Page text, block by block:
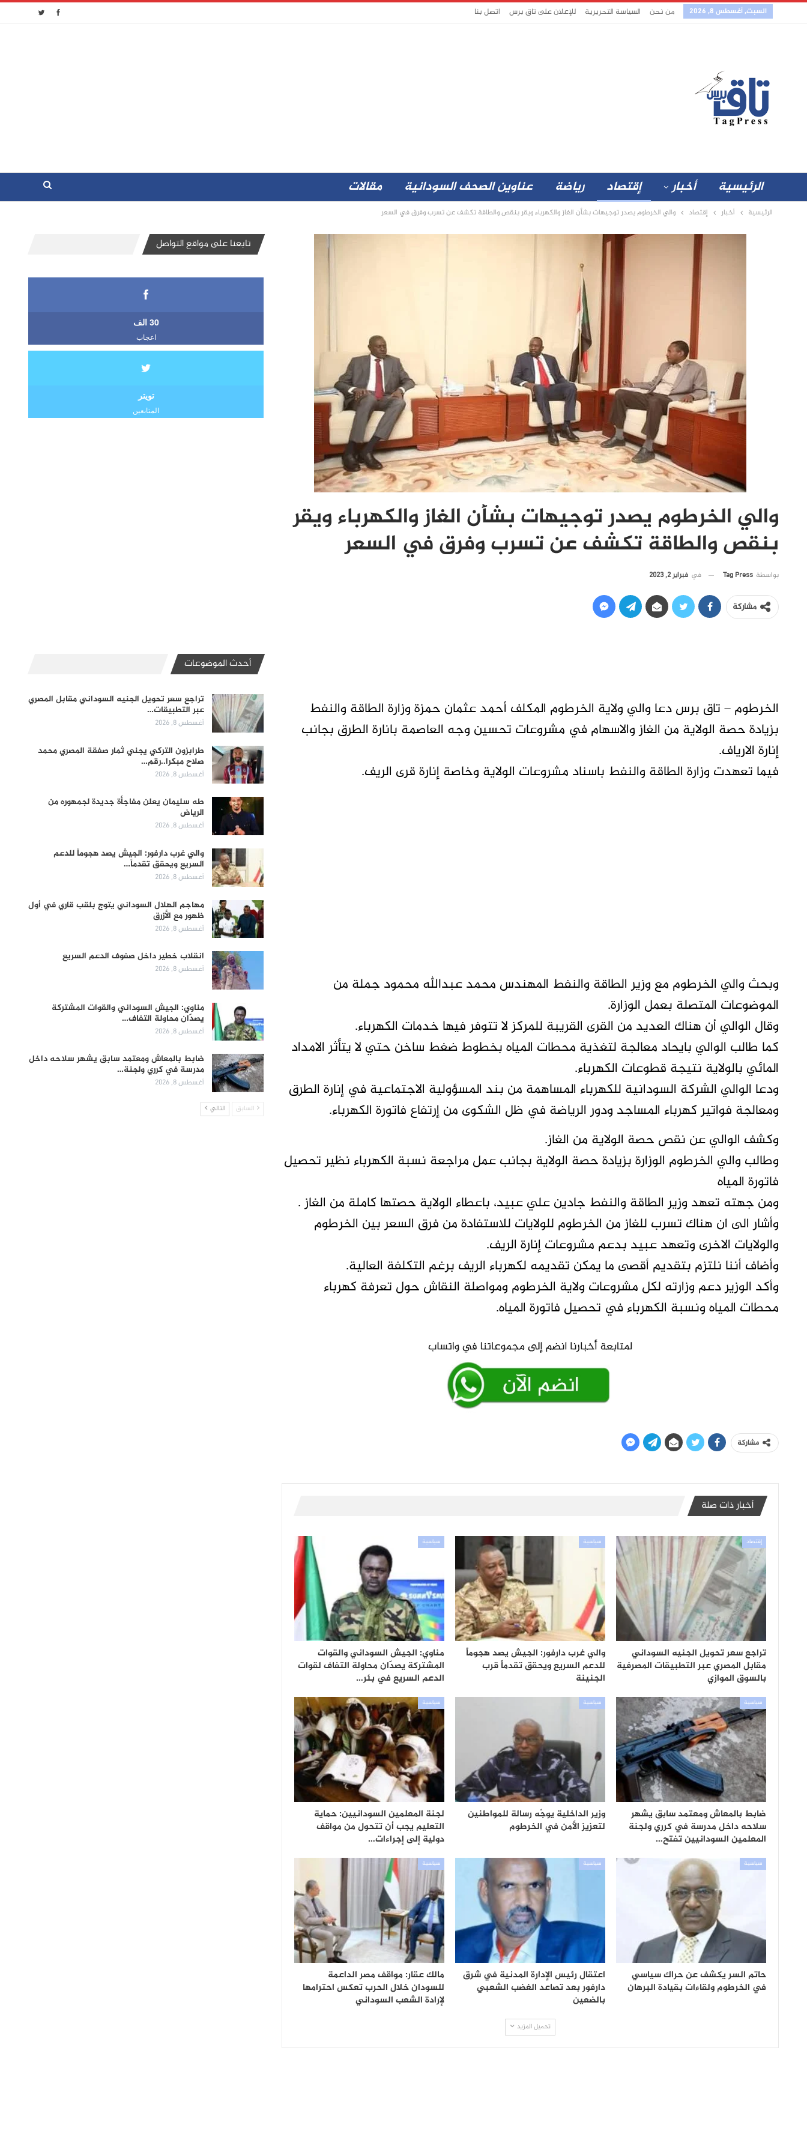
السبت, أغسطس 8, 2026 من نحن السياسة التحريرية للإعلان على تاق برس اتصل بنا
الرئيسية أخبار إقتصاد رياضة عناوين الصحف السودانية مقالات
الرئيسية أخبار إقتصاد والي الخرطوم يصدر توجيهات بشأن الغاز والكهرباء ويقر بنقص والطاقة تكشف عن تسرب وفرق في السعر
والي الخرطوم يصدر توجيهات بشأن الغاز والكهرباء ويقر
بنقص والطاقة تكشف عن تسرب وفرق في السعر
بواسطة Tag Press في فبراير 2, 2023
مشاركة
الخرطوم – تاق برس دعا والي ولاية الخرطوم المكلف أحمد عثمان حمزة وزارة الطاقة والنفط
بزيادة حصة الولاية من الغاز والاسهام في مشروعات تحسين وجه العاصمة بانارة الطرق بجانب
إنارة الارياف.
فيما تعهدت وزارة الطاقة والنفط باسناد مشروعات الولاية وخاصة إنارة قرى الريف.
وبحث والي الخرطوم مع وزير الطاقة والنفط المهندس محمد عبدالله محمود جملة من
الموضوعات المتصلة بعمل الوزارة.
وقال الوالي أن هناك العديد من القرى القريبة للمركز لا تتوفر فيها خدمات الكهرباء.
كما طالب الوالي بايحاد معالجة لتغذية محطات المياه بخطوط ضغط ساخن حتي لا يتأثر الامداد
المائي بالولاية نتيجة قطوعات الكهرباء.
ودعا الوالي الشركة السودانية للكهرباء المساهمة من بند المسؤولية الاجتماعية في إنارة الطرق
ومعالجة فواتير كهرباء المساجد ودور الرياضة في ظل الشكوى من إرتفاع فاتورة الكهرباء.
وكشف الوالي عن نقص حصة الولاية من الغاز.
وطالب والي الخرطوم الوزارة بزيادة حصة الولاية بجانب عمل مراجعة نسبة الكهرباء نظير تحصيل
فاتورة المياه
ومن جهته تعهد وزير الطاقة والنفط جادين علي عبيد، باعطاء الولاية حصتها كاملة من الغاز .
وأشار الى ان هناك تسرب للغاز من الخرطوم للولايات للاستفادة من فرق السعر بين الخرطوم
والولايات الاخرى وتعهد عبيد بدعم مشروعات إنارة الريف.
وأضاف أننا نلتزم بتقديم أقصى ما يمكن تقديمه لكهرباء الريف برغم التكلفة العالية.
وأكد الوزير دعم وزارته لكل مشروعات ولاية الخرطوم ومواصلة النقاش حول تعرفة كهرباء
محطات المياه ونسبة الكهرباء في تحصيل فاتورة المياه.
مشاركة
أخبار ذات صلة
إقتصاد
تراجع سعر تحويل الجنيه السوداني
مقابل المصري عبر التطبيقات المصرفية
بالسوق الموازي
سياسية
والي غرب دارفور: الجيش يصد هجوماً
للدعم السريع ويحقق تقدماً قرب
الجنينة
سياسية
مناوي: الجيش السوداني والقوات
المشتركة يصدّان محاولة التفاف لقوات
الدعم السريع في بئر…
سياسية
ضابط بالمعاش ومعتمد سابق يشهر
سلاحه داخل مدرسة في كرري ولجنة
المعلمين السودانيين تفتح…
سياسية
وزير الداخلية يوجّه رسالة للمواطنين
لتعزيز الأمن في الخرطوم
سياسية
لجنة المعلمين السودانيين: حماية
التعليم يجب أن تتحول من مواقف
دولية إلى إجراءات…
سياسية
حاتم السر يكشف عن حراك سياسي
في الخرطوم ولقاءات بقيادة البرهان
سياسية
اعتقال رئيس الإدارة المدنية في شرق
دارفور بعد تصاعد الغضب الشعبي
بالضعين
سياسية
مالك عقار: مواقف مصر الداعمة
للسودان خلال الحرب تعكس احترامها
لإرادة الشعب السوداني
تحميل المزيد
تابعنا على مواقع التواصل
30 الف
اعجاب
تويتر
المتابعين
أحدث الموضوعات
تراجع سعر تحويل الجنيه السوداني مقابل المصري
عبر التطبيقات…
أغسطس 8, 2026
طرابزون التركي يجني ثمار صفقة المصري محمد
صلاح مبكرا..رقم…
أغسطس 8, 2026
طه سليمان يعلن مفاجأة جديدة لجمهوره من
الرياض
أغسطس 8, 2026
والي غرب دارفور: الجيش يصد هجوماً للدعم
السريع ويحقق تقدماً…
أغسطس 8, 2026
مهاجم الهلال السوداني يتوج بلقب قاري في أول
ظهور مع الأزرق
أغسطس 8, 2026
انقلاب خطير داخل صفوف الدعم السريع
أغسطس 8, 2026
مناوي: الجيش السوداني والقوات المشتركة
يصدّان محاولة التفاف…
أغسطس 8, 2026
ضابط بالمعاش ومعتمد سابق يشهر سلاحه داخل
مدرسة في كرري ولجنة…
أغسطس 8, 2026
السابق التالي